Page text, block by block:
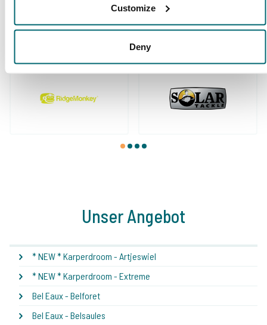
Customize
Deny
Diese Firmen sind Ihnen bereits
vorausgegangen!
1 2 3 4
Unser Angebot
* NEW * Karperdroom - Artjeswiel
* NEW * Karperdroom - Extreme
Bel Eaux - Belforet
Bel Eaux - Belsaules